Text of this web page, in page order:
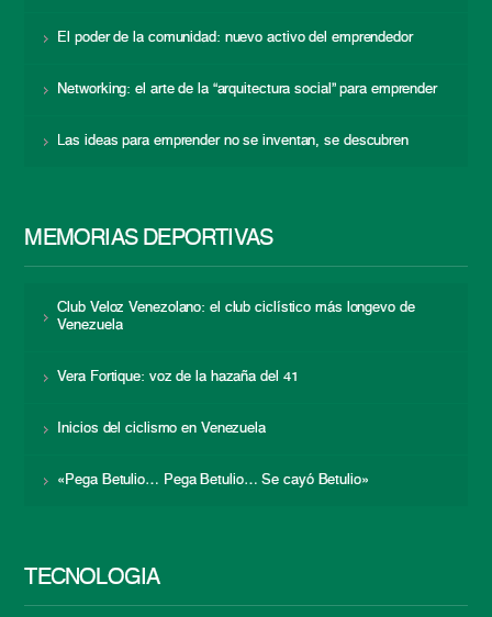
El poder de la comunidad: nuevo activo del emprendedor
Networking: el arte de la “arquitectura social” para emprender
Las ideas para emprender no se inventan, se descubren
MEMORIAS DEPORTIVAS
Club Veloz Venezolano: el club ciclístico más longevo de
Venezuela
Vera Fortique: voz de la hazaña del 41
Inicios del ciclismo en Venezuela
«Pega Betulio… Pega Betulio… Se cayó Betulio»
TECNOLOGÍA